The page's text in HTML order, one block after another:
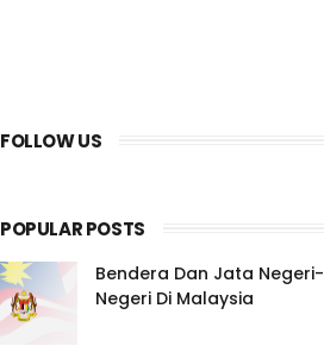
FOLLOW US
POPULAR POSTS
Bendera Dan Jata Negeri-
Negeri Di Malaysia